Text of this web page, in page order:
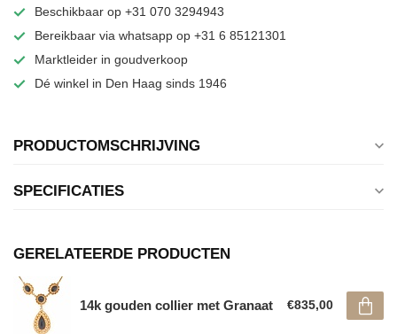
Beschikbaar op +31 070 3294943
Bereikbaar via whatsapp op +31 6 85121301
Marktleider in goudverkoop
Dé winkel in Den Haag sinds 1946
PRODUCTOMSCHRIJVING
SPECIFICATIES
GERELATEERDE PRODUCTEN
14k gouden collier met Granaat €835,00